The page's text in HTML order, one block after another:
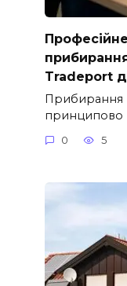
Tradeport
Прибирання
принципово
0 5